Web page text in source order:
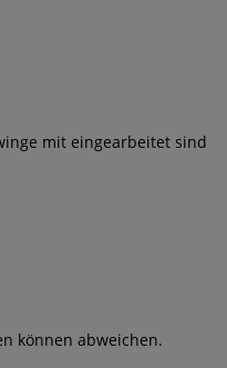
mit eingearbeitet sind
können abweichen.